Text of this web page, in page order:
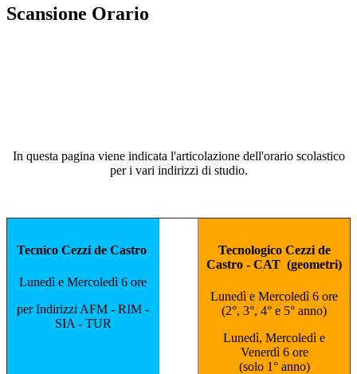
Scansione Orario
In questa pagina viene indicata l'articolazione dell'orario scolastico
per i vari indirizzi di studio.
Tecnico Cezzi de Castro
Lunedì e Mercoledì 6 ore
per Indirizzi AFM - RIM -
SIA - TUR
Tecnologico Cezzi de
Castro - CAT (geometri)
Lunedì e Mercoledì 6 ore
(2°, 3°, 4° e 5° anno)
Lunedì, Mercoledì e
Venerdì 6 ore
(solo 1° anno)